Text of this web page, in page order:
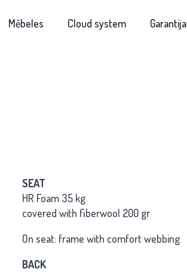
Mēbeles Cloud system Garantija
SEAT
HR Foam 35 kg
covered with fiberwool 200 gr
On seat: frame with comfort webbing
BACK